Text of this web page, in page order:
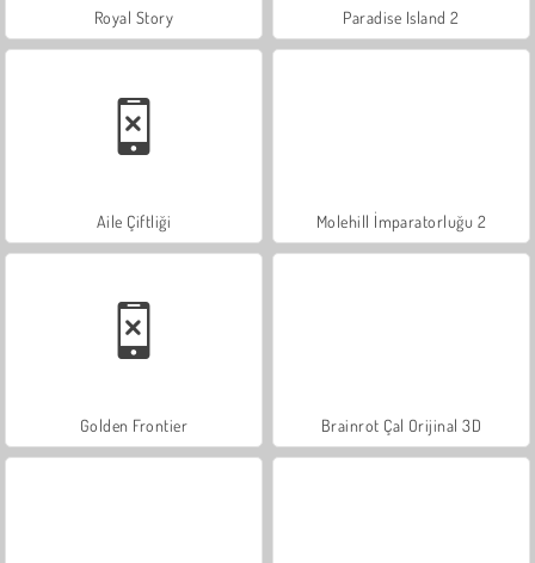
Royal Story Paradise Island 2
Aile Çiftliği Molehill İmparatorluğu 2
Golden Frontier Brainrot Çal Orijinal 3D